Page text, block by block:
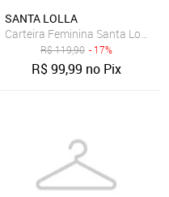
Alça Corrente Preta
SANTA LOLLA
Carteira Feminina Santa Lolla
R$119,90 - 17%
R$99,99 no Pix